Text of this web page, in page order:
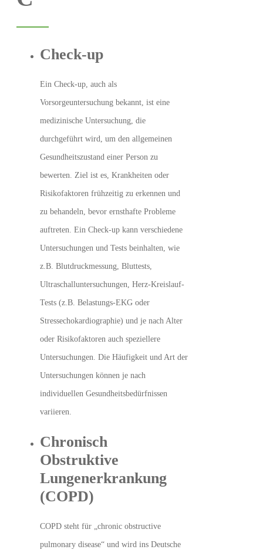
Check-up
Ein Check-up, auch als
Vorsorgeuntersuchung bekannt, ist eine
medizinische Untersuchung, die
durchgeführt wird, um den allgemeinen
Gesundheitszustand einer Person zu
bewerten. Ziel ist es, Krankheiten oder
Risikofaktoren frühzeitig zu erkennen und
zu behandeln, bevor ernsthafte Probleme
auftreten. Ein Check-up kann verschiedene
Untersuchungen und Tests beinhalten, wie
z.B. Blutdruckmessung, Bluttests,
Ultraschalluntersuchungen, Herz-Kreislauf-
Tests (z.B. Belastungs-EKG oder
Stressechokardiographie) und je nach Alter
oder Risikofaktoren auch speziellere
Untersuchungen. Die Häufigkeit und Art der
Untersuchungen können je nach
individuellen Gesundheitsbedürfnissen
variieren.
Chronisch
Obstruktive
Lungenerkrankung
(COPD)
COPD steht für „chronic obstructive
pulmonary disease“ und wird ins Deutsche